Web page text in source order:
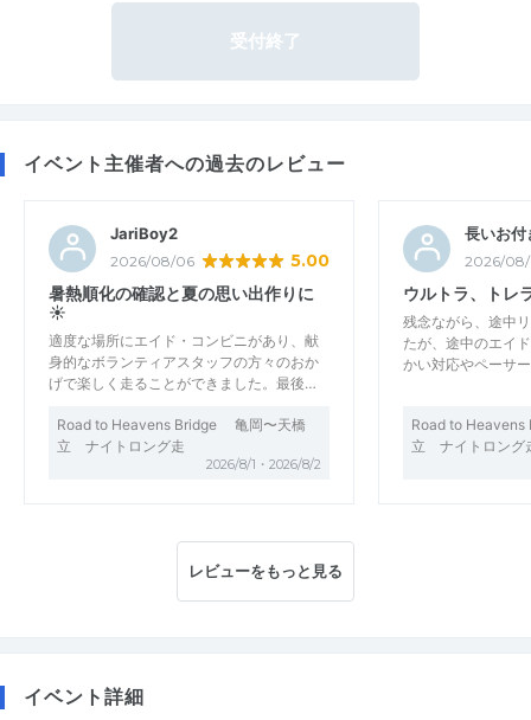
受付終了
イベント主催者への過去のレビュー
JariBoy2
2026/08/06 5.00
暑熱順化の確認と夏の思い出作りに
☀️
適度な場所にエイド・コンビニがあり、献
身的なボランティアスタッフの方々のおか
げで楽しく走ることができました。最後…
Road to Heavens Bridge 亀岡〜天橋
立 ナイトロング走
2026/8/1・2026/8/2
長いお付
2026/
ウルトラ、トレ
残念ながら、途中
たが、途中のエイ
かい対応やペーサ
Road to
立 ナイトロング
レビューをもっと見る
イベント詳細